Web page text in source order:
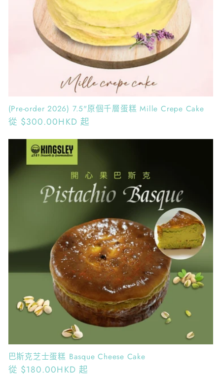
(Pre-order 2026) 7.5"原個千層蛋糕 Mille Crepe Cake
定
從 $300.00HKD 起
巴斯克芝士蛋糕 Basque Cheese Cake
定
從 $180.00HKD 起
息/加入群組： 請點擊(?)Help，獲取專屬連結！」
Select an Agent
Customer Service
Chat Now